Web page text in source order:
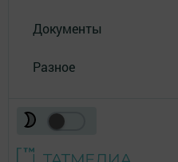
Документы
Разное